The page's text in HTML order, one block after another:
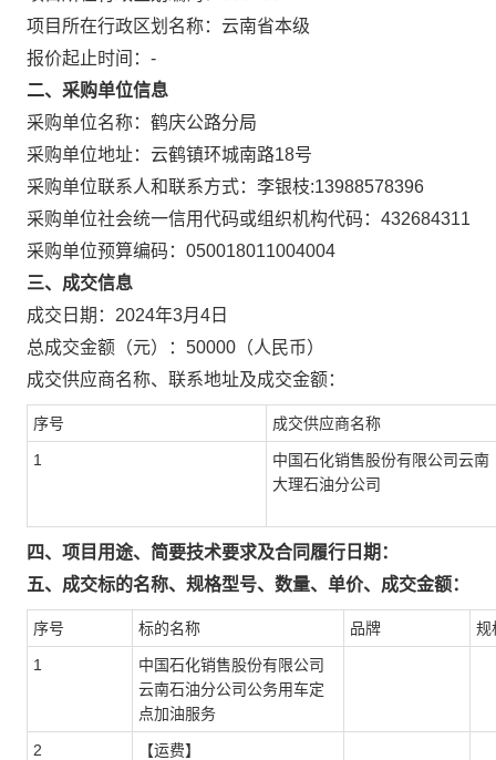
项目所在行政区划名称： 云南省本级
报价起止时间：-
二、采购单位信息
采购单位名称： 鹤庆公路分局
采购单位地址： 云鹤镇环城南路18号
采购单位联系人和联系方式： 李银枝:13988578396
采购单位社会统一信用代码或组织机构代码： 432684311
采购单位预算编码： 050018011004004
三、成交信息
成交日期： 2024年3月4日
总成交金额（元）： 50000 （人民币）
成交供应商名称、联系地址及成交金额：
序号 成交供应商名称
1
中国石化销售股份有限公司云南
大理石油分公司
四、项目用途、简要技术要求及合同履行日期：
五、成交标的名称、规格型号、数量、单价、成交金额：
序号 标的名称 品牌 规
1
中国石化销售股份有限公司
云南石油分公司公务用车定
点加油服务
2 【运费】